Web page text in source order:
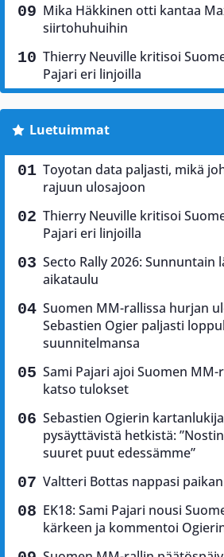
Mika Häkkinen otti kantaa
siirtohuhuihin
Thierry Neuville kritisoi
Pajari eri linjoilla
Luetuimmat
Toyotan data paljasti, mikä
rajuun ulosajoon
Thierry Neuville kritisoi
Pajari eri linjoilla
Secto Rally 2026: Sunnuntain
aikataulu
Suomen MM-rallissa hurjan
Sebastien Ogier paljasti
suunnitelmansa
Sami Pajari ajoi Suomen
katso tulokset
Sebastien Ogierin
pysäyttävistä hetkistä:
suuret puut edessämme”
Valtteri Bottas nappasi
EK18: Sami Pajari nousi
kärkeen ja kommentoi